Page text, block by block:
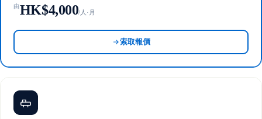
由HK$4,000/人·月
索取報價